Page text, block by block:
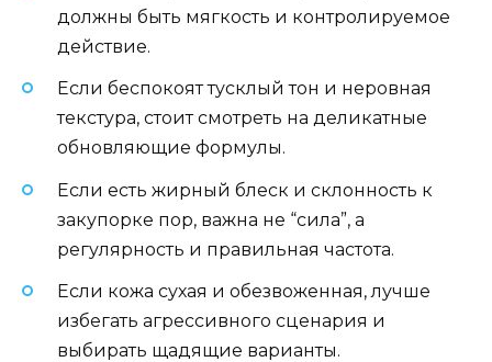
должны быть мягкость и контролируемое
действие.
Если беспокоят тусклый тон и неровная
текстура, стоит смотреть на деликатные
обновляющие формулы.
Если есть жирный блеск и склонность к
закупорке пор, важна не “сила”, а
регулярность и правильная частота.
Если кожа сухая и обезвоженная, лучше
избегать агрессивного сценария и
выбирать щадящие варианты.